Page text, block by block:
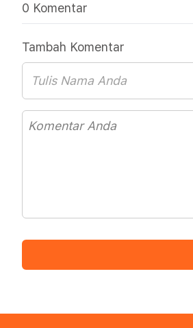
0 Komentar
Tambah Komentar